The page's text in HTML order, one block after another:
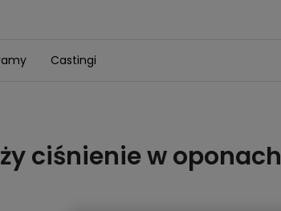
Castingi
ciśnienie w